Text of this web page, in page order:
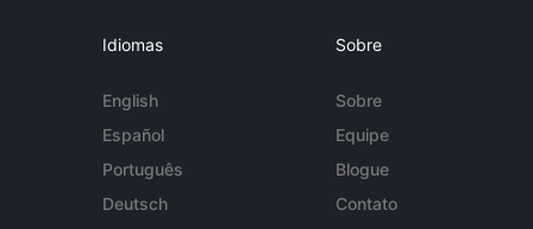
Idiomas
English
Español
Português
Deutsch
Sobre
Sobre
Equipe
Blogue
Contato